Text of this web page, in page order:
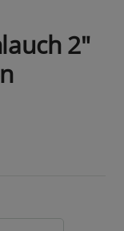
2"